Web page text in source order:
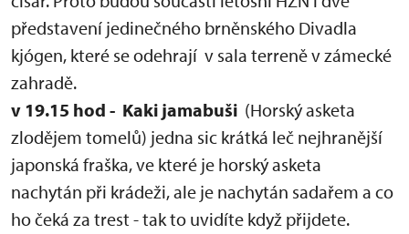
představení jedinečného brněnského Divadla
kjógen, které se odehrají v sala terreně v zámecké
zahradě.
v 19.15 hod - Kaki jamabuši (Horský asketa
zlodějem tomelů) jedna sic krátká leč nejhranější
japonská fraška, ve které je horský asketa
nachytán při krádeži, ale je nachytán sadařem a co
ho čeká za trest - tak to uvidíte když přijdete.